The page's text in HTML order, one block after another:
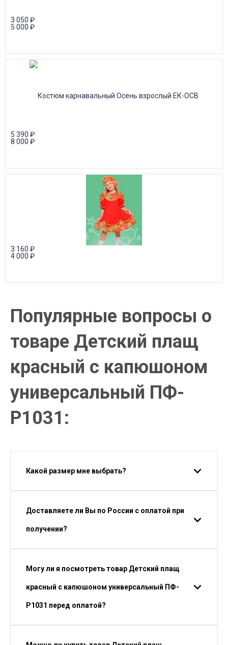
3 050 ₽
5 000 ₽
5 390 ₽
8 000 ₽
3 160 ₽
4 000 ₽
Популярные вопросы о
товаре Детский плащ
красный с капюшоном
универсальный ПФ-
P1031:
Какой размер мне выбрать?
Доставляете ли Вы по России с оплатой при
получении?
Могу ли я посмотреть товар Детский плащ
красный с капюшоном универсальный ПФ-
P1031 перед оплатой?